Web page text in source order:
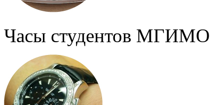
Часы студентов МГИМО